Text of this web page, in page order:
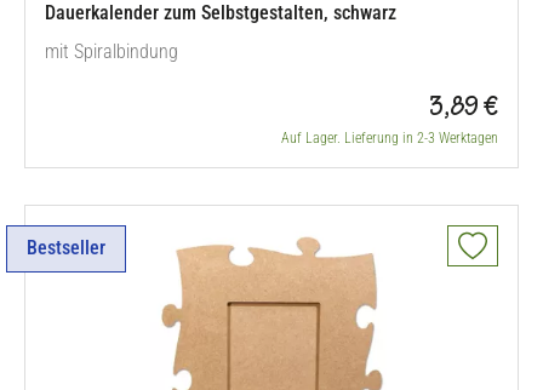
Dauerkalender zum Selbstgestalten, schwarz
mit Spiralbindung
3,89 €
Auf Lager. Lieferung in 2-3 Werktagen
Bestseller